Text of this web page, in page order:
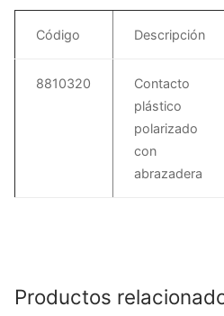
Código Descripción
8810320
Contacto
plástico
polarizado
con
abrazadera
Productos